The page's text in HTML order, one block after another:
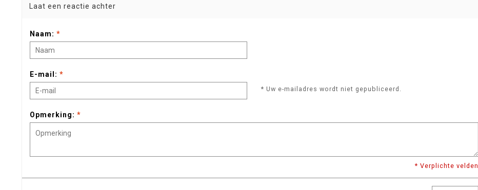
Laat een reactie achter
Naam: *
E-mail: *
* Uw e-mailadres wordt niet gepubliceerd.
Opmerking: *
* Verplichte velden